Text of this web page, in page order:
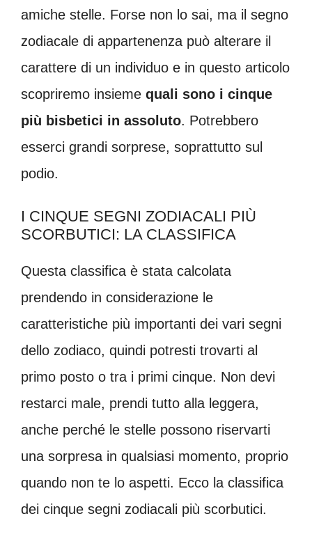
amiche stelle. Forse non lo sai, ma il segno
zodiacale di appartenenza può alterare il
carattere di un individuo e in questo articolo
scopriremo insieme quali sono i cinque
più bisbetici in assoluto. Potrebbero
esserci grandi sorprese, soprattutto sul
podio.
I CINQUE SEGNI ZODIACALI PIÙ
SCORBUTICI: LA CLASSIFICA
Questa classifica è stata calcolata
prendendo in considerazione le
caratteristiche più importanti dei vari segni
dello zodiaco, quindi potresti trovarti al
primo posto o tra i primi cinque. Non devi
restarci male, prendi tutto alla leggera,
anche perché le stelle possono riservarti
una sorpresa in qualsiasi momento, proprio
quando non te lo aspetti. Ecco la classifica
dei cinque segni zodiacali più scorbutici.